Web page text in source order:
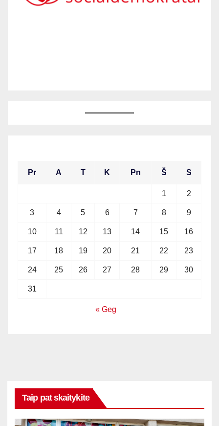
Pr A T K Pn Š S
1 2
3 4 5 6 7 8 9
10 11 12 13 14 15 16
17 18 19 20 21 22 23
24 25 26 27 28 29 30
31
« Geg
Taip pat skaitykite